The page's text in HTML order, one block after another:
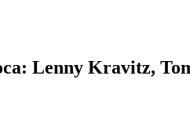
Lenny Kravitz,